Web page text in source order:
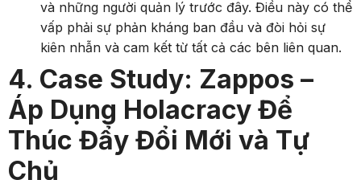
và những người quản lý trước đây. Điều này có thể
vấp phải sự phản kháng ban đầu và đòi hỏi sự
kiên nhẫn và cam kết từ tất cả các bên liên quan.
4. Case Study: Zappos –
Áp Dụng Holacracy Để
Thúc Đẩy Đổi Mới và Tự
Chủ